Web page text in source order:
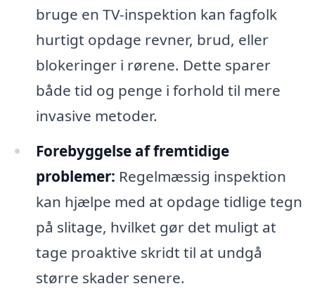
bruge en TV-inspektion kan fagfolk
hurtigt opdage revner, brud, eller
blokeringer i rørene. Dette sparer
både tid og penge i forhold til mere
invasive metoder.
Forebyggelse af fremtidige
problemer: Regelmæssig inspektion
kan hjælpe med at opdage tidlige tegn
på slitage, hvilket gør det muligt at
tage proaktive skridt til at undgå
større skader senere.